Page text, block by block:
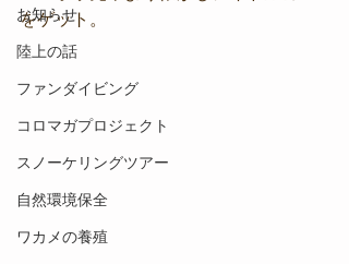
お知らせ
陸上の話
ファンダイビング
コロマガプロジェクト
スノーケリングツアー
自然環境保全
ワカメの養殖
をゲット。